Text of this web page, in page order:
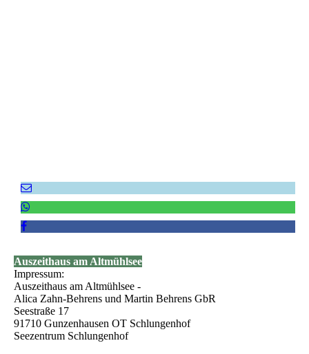
Auszeithaus am Altmühlsee
Impressum:
Auszeithaus am Altmühlsee -
Alica Zahn-Behrens und Martin Behrens GbR
Seestraße 17
91710 Gunzenhausen OT Schlungenhof
Seezentrum Schlungenhof